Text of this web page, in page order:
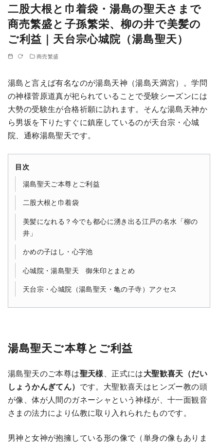
二股大根と巾着袋・湯島の聖天さまで
商売繁盛と子孫繁栄、柳の井で美髪の
ご利益｜天台宗心城院（湯島聖天）
商売繁盛
湯島と言えば有名なのが湯島天神（湯島天満宮）。学問
の神様菅原道真が祀られていることで受験シーズンには
大勢の受験生が合格祈願に訪れます。そんな湯島天神か
ら男坂を下りたすぐに鎮座しているのが天台宗・心城
院、通称湯島聖天です。
目次
湯島聖天ご本尊とご利益
二股大根と巾着袋
美髪になれる？今でも都心に湧き出る江戸の名水「柳の
井」
かめの子はし・心字池
心城院・湯島聖天 御朱印とまとめ
天台宗・心城院（湯島聖天・亀の子寺）アクセス
湯島聖天ご本尊とご利益
湯島聖天のご本尊は聖天様、正式には大聖歓喜天（だい
しょうかんぎてん） です。大聖歓喜天はヒンズー教の頭
が像、体が人間のガネーシャという神様が、十一面観音
さまの法力により仏教に取り入れられたものです。
男神と女神が抱擁している形の像で（単身の像もありま